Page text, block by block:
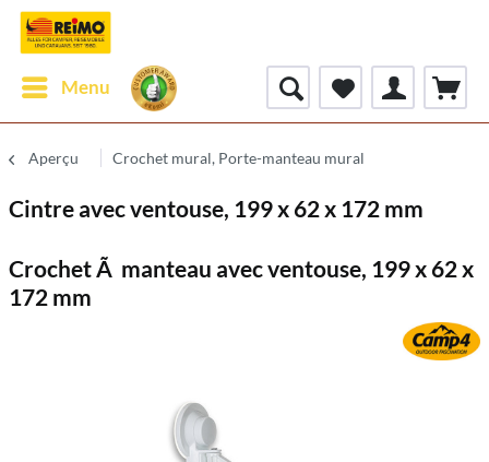
Menu
Aperçu Crochet mural, Porte-manteau mural
Cintre avec ventouse, 199 x 62 x 172 mm
Crochet Ã manteau avec ventouse, 199 x 62 x
172 mm